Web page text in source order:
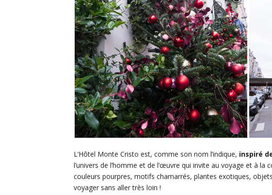
L’Hôtel Monte Cristo est, comme son nom l’indique, inspiré
l’univers de l’homme et de l’œuvre qui invite au voyage et à
couleurs pourpres, motifs chamarrés, plantes exotiques,
voyager sans aller très loin !